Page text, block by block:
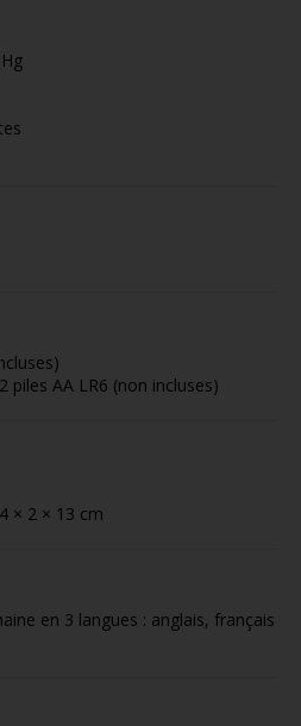
piles AA LR6 (non incluses)
× 2 × 13 cm
en 3 langues : anglais, français